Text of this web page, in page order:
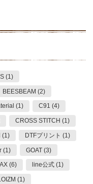
(1)
BEESBEAM (2)
(1) C91 (4)
CROSS STITCH (1)
(1) DTFプリント (1)
(1) GOAT (3)
(6) line公式 (1)
(1)